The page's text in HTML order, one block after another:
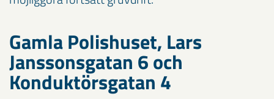
Gamla Polishuset, Lars
Janssonsgatan 6 och
Konduktörsgatan 4